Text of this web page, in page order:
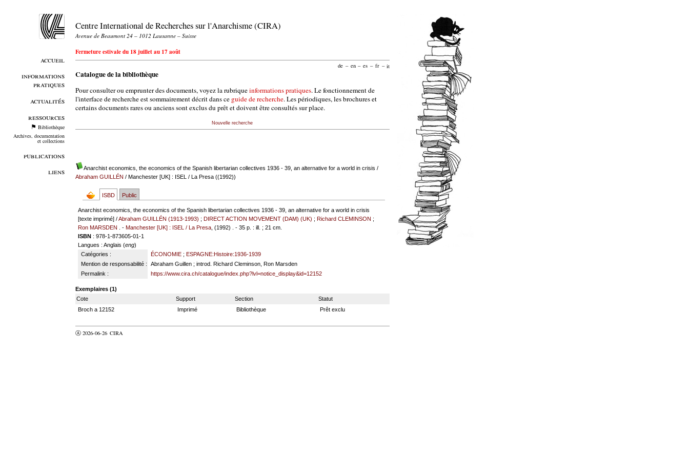
accueil
informations
pratiques
actualités
ressources
Bibliothèque
Archives, documentation
et collections
publications
liens
Centre International de Recherches sur l'Anarchisme (CIRA)
Avenue de Beaumont 24 – 1012 Lausanne – Suisse
Fermeture estivale du 18 juillet au 17 août
de – en – es – fr – it
Catalogue de la bibliothèque
Pour consulter ou emprunter des documents, voyez la rubriqueinformations pratiques. Le fonctionnement de
l'interface de recherche est sommairement décrit dans ce guide de recherche. Les périodiques, les brochures et
certains documents rares ou anciens sont exclus du prêt et doivent être consultés sur place.
Nouvelle recherche
Anarchist economics, the economics of the Spanish libertarian collectives 1936 - 39, an alternative for a world in crisis /
Abraham GUILLÉN / Manchester [UK] : ISEL / La Presa ((1992))
ISBD Public
Anarchist economics, the economics of the Spanish libertarian collectives 1936 - 39, an alternative for a world in crisis
[texte imprimé] /Abraham GUILLÉN (1913-1993) ;DIRECT ACTION MOVEMENT (DAM) (UK) ;Richard CLEMINSON ;
Ron MARSDEN
. -Manchester [UK] : ISEL / La Presa , (1992) . - 35 p. : ill. ; 21 cm.
ISBN : 978-1-873605-01-1
Langues : Anglais (eng)
Catégories :
ÉCONOMIE; ESPAGNE:Histoire:1936-1939
Mention de responsabilité :
Abraham Guillen ; introd. Richard Cleminson, Ron Marsden
Permalink :
https://www.cira.ch/catalogue/index.php?lvl=notice_display&id=12152
Exemplaires (1)
Cote
Support Section
Statut
Broch a 12152
Imprimé Bibliothèque Prêt exclu
Ⓐ 2026-06-26 CIRA